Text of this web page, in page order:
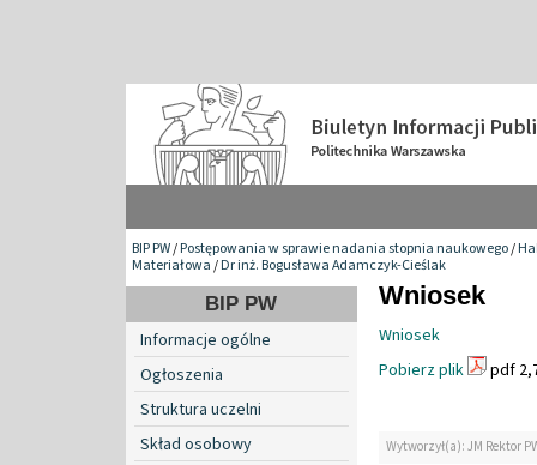
BIP PW/Postępowania w sprawie nadania stopnia naukowego/
Materiałowa/Dr inż. Bogusława Adamczyk-Cieślak
BIP PW
Informacje ogólne
Ogłoszenia
Struktura uczelni
Skład osobowy
Wniosek
Wniosek
Pobierz plik
pdf
Wytworzył(a): JM Rektor